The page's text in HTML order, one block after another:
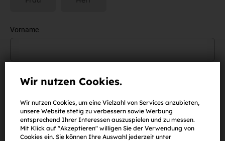
Vorname
Nachname
E-Mail-Adresse
Wir nutzen Cookies.
Wir nutzen Cookies, um eine Vielzahl von Services anzubieten,
unsere Website stetig zu verbessern sowie Werbung
entsprechend Ihrer Interessen auszuspielen und zu messen.
Mit Klick auf "Akzeptieren" willigen Sie der Verwendung von
Cookies ein. Sie können Ihre Auswahl jederzeit unter